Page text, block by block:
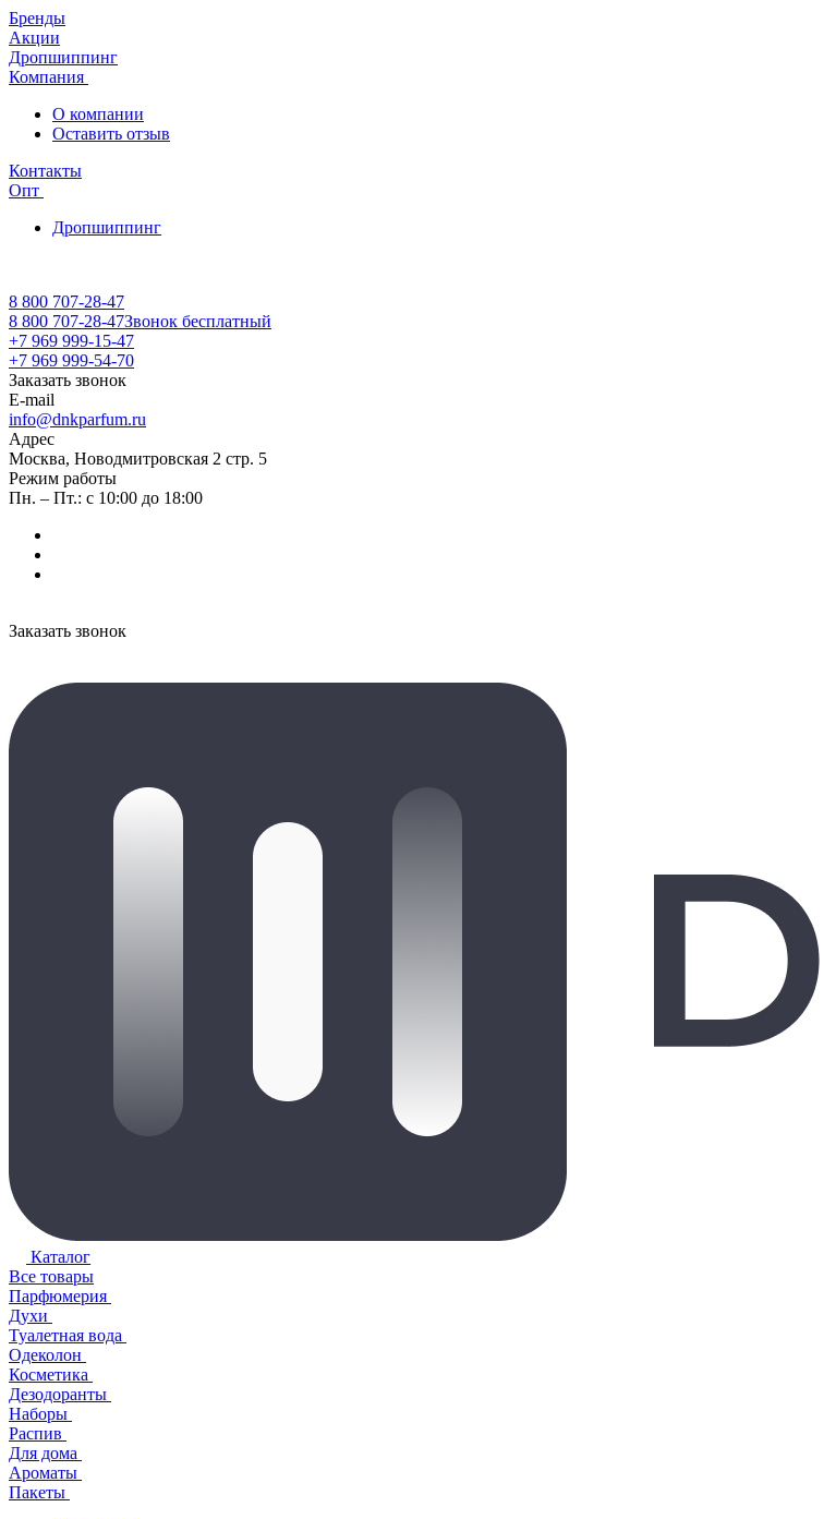
Бренды
Акции
Дропшиппинг
Компания
О компании
Оставить отзыв
Контакты
Опт
Дропшиппинг
8 800 707-28-47
8 800 707-28-47Звонок бесплатный
+7 969 999-15-47
+7 969 999-54-70
Заказать звонок
E-mail
info@dnkparfum.ru
Адрес
Москва, Новодмитровская 2 стр. 5
Режим работы
Пн. – Пт.: с 10:00 до 18:00
Заказать звонок
Каталог
Все товары
Парфюмерия
Духи
Туалетная вода
Одеколон
Косметика
Дезодоранты
Наборы
Распив
Для дома
Ароматы
Пакеты